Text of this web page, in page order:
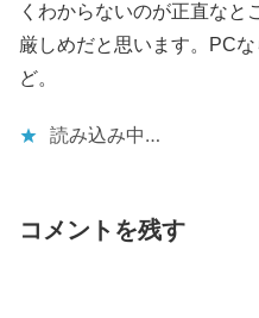
くわからないのが正直なと
厳しめだと思います。PC
ど。
読み込み中…
コメントを残す